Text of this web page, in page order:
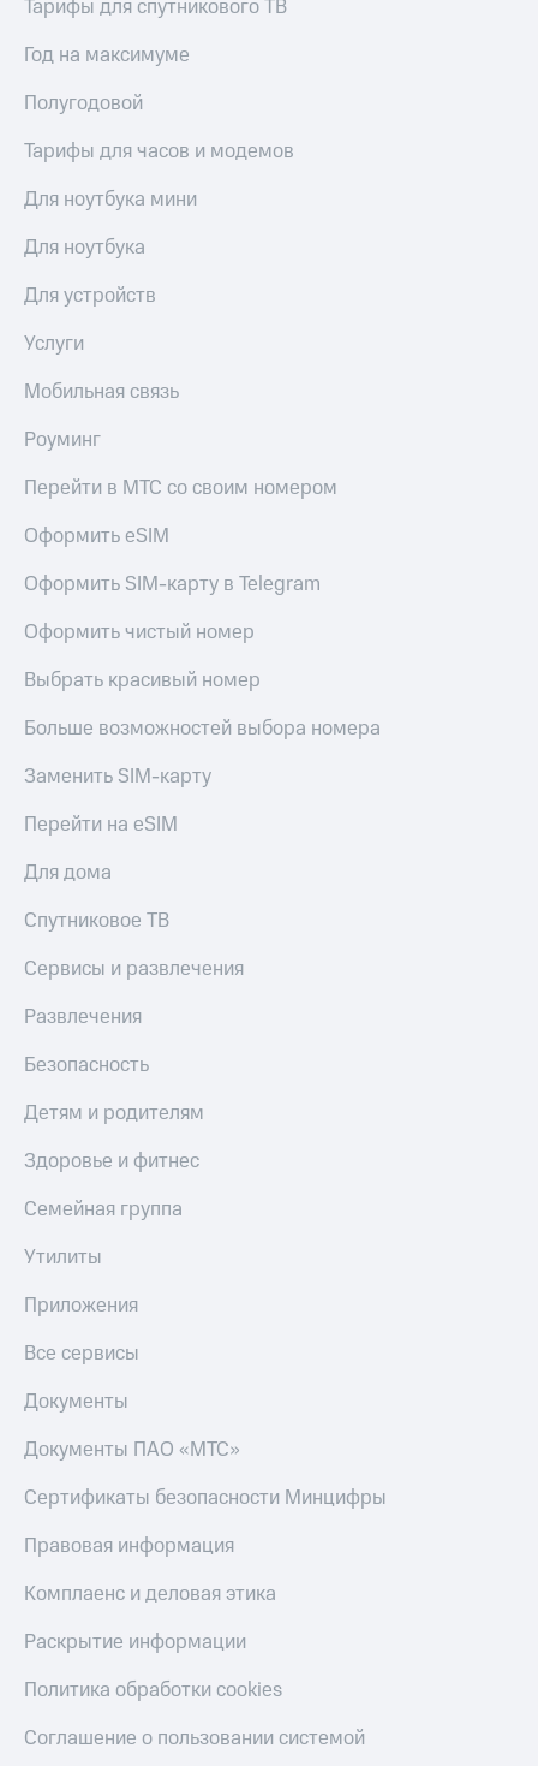
Тарифы для спутникового ТВ
Год на максимуме
Полугодовой
Тарифы для часов и модемов
Для ноутбука мини
Для ноутбука
Для устройств
Услуги
Мобильная связь
Роуминг
Перейти в МТС со своим номером
Оформить eSIM
Оформить SIM-карту в Telegram
Оформить чистый номер
Выбрать красивый номер
Больше возможностей выбора номера
Заменить SIM-карту
Перейти на eSIM
Для дома
Спутниковое ТВ
Сервисы и развлечения
Развлечения
Безопасность
Детям и родителям
Здоровье и фитнес
Семейная группа
Утилиты
Приложения
Все сервисы
Документы
Документы ПАО «МТС»
Сертификаты безопасности Минцифры
Правовая информация
Комплаенс и деловая этика
Раскрытие информации
Политика обработки cookies
Соглашение о пользовании системой